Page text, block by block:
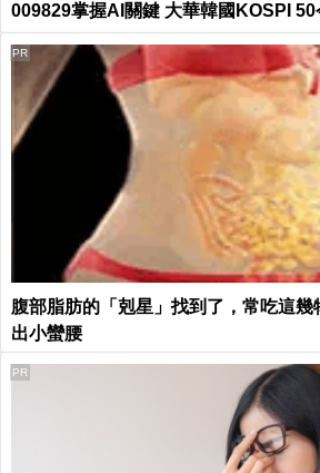
009829掌握AI關鍵 大華韓國KOSPI 50
腹部脂肪的「剋星」找到了，常吃這
出小蠻腰
PR
PR